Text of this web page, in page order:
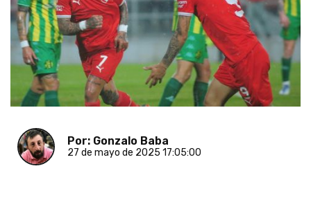
Por: Gonzalo Baba
27 de mayo de 2025 17:05:00